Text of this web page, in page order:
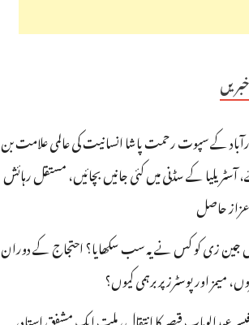
کے سپوت رحمت پاشا انسانیت کی عالمی علامت بن
آسٹریلیا کے سڈنی میں کئی جانیں بچائیں، مستقل رہائش
حاصل
زی کو کس نے یہ سب سکھایا؟ احتجاج کے دوران
میمز اور پوسٹرز پر برہمی کیوں؟